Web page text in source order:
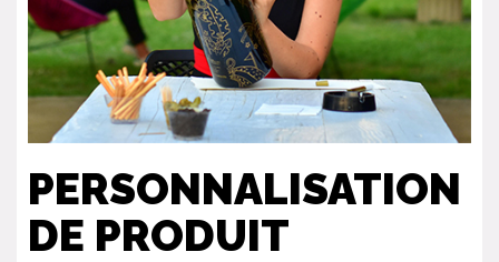
PERSONNALISATION
DE PRODUIT